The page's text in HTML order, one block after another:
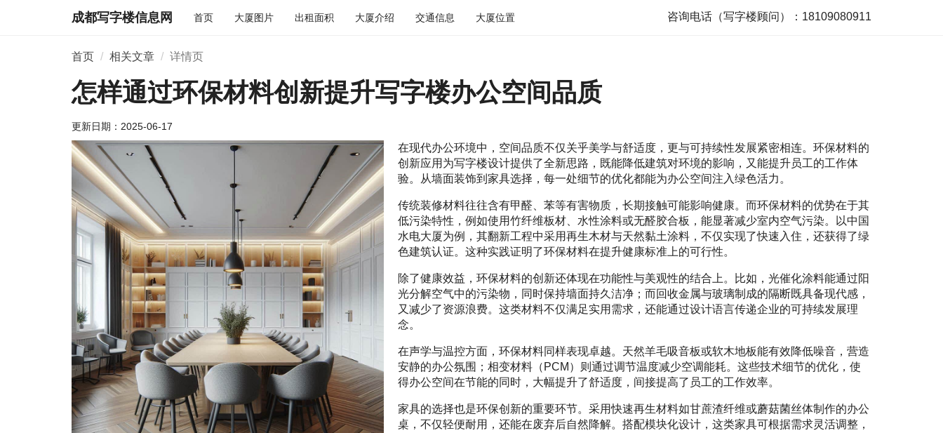
成都写字楼信息网 首页 大厦图片 出租面积 大厦介绍 交通信息 大厦位置 咨询电话（写字楼顾问）：18109080911
首页 相关文章 详情页
怎样通过环保材料创新提升写字楼办公空间品质
更新日期： 2025-06-17
在现代办公环境中，空间品质不仅关乎美学与舒适度，更与可持续性发展紧密相连。环保材料的
创新应用为写字楼设计提供了全新思路，既能降低建筑对环境的影响，又能提升员工的工作体
验。从墙面装饰到家具选择，每一处细节的优化都能为办公空间注入绿色活力。
传统装修材料往往含有甲醛、苯等有害物质，长期接触可能影响健康。而环保材料的优势在于其
低污染特性，例如使用竹纤维板材、水性涂料或无醛胶合板，能显著减少室内空气污染。以中国
水电大厦为例，其翻新工程中采用再生木材与天然黏土涂料，不仅实现了快速入住，还获得了绿
色建筑认证。这种实践证明了环保材料在提升健康标准上的可行性。
除了健康效益，环保材料的创新还体现在功能性与美观性的结合上。比如，光催化涂料能通过阳
光分解空气中的污染物，同时保持墙面持久洁净；而回收金属与玻璃制成的隔断既具备现代感，
又减少了资源浪费。这类材料不仅满足实用需求，还能通过设计语言传递企业的可持续发展理
念。
在声学与温控方面，环保材料同样表现卓越。天然羊毛吸音板或软木地板能有效降低噪音，营造
安静的办公氛围；相变材料（PCM）则通过调节温度减少空调能耗。这些技术细节的优化，使
得办公空间在节能的同时，大幅提升了舒适度，间接提高了员工的工作效率。
家具的选择也是环保创新的重要环节。采用快速再生材料如甘蔗渣纤维或蘑菇菌丝体制作的办公
桌，不仅轻便耐用，还能在废弃后自然降解。搭配模块化设计，这类家具可根据需求灵活调整，